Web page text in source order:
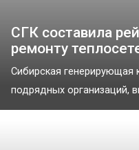
СГК составила
ремонту
Сибирская генерирующая
подрядных организаций,